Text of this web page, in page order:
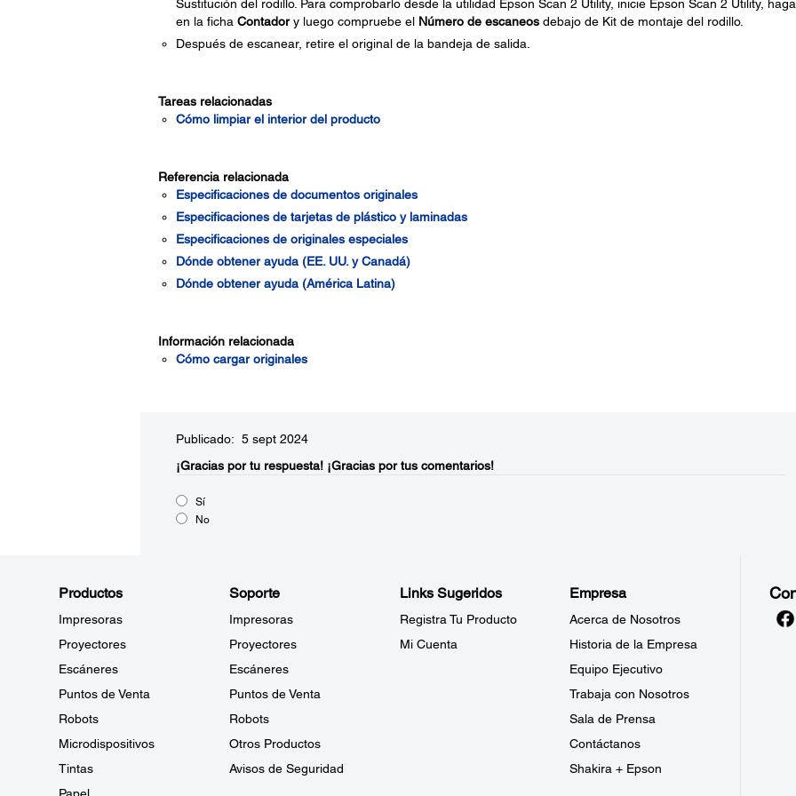
Sustitución del rodillo. Para comprobarlo desde la utilidad Epson Scan 2 Utility, inicie Epson Scan 2 Utility,
en la ficha Contadory luego compruebe el Número de escaneosdebajo de Kit de montaje del rodillo.
Después de escanear, retire el original de la bandeja de salida.
Tareas relacionadas
Cómo limpiar el interior del producto
Referencia relacionada
Especificaciones de documentos originales
Especificaciones de tarjetas de plástico y laminadas
Especificaciones de originales especiales
Dónde obtener ayuda (EE. UU. y Canadá)
Dónde obtener ayuda (América Latina)
Información relacionada
Cómo cargar originales
Publicado: 5 sept 2024
¡Gracias por tu respuesta! ¡Gracias por tus comentarios!
Sí
No
Productos
Impresoras
Proyectores
Escáneres
Puntos de Venta
Robots
Microdispositivos
Tintas
Soporte
Impresoras
Proyectores
Escáneres
Puntos de Venta
Robots
Otros Productos
Avisos de Seguridad
Links Sugeridos
Registra Tu Producto
Mi Cuenta
Empresa
Acerca de Nosotros
Historia de la Empresa
Equipo Ejecutivo
Trabaja con Nosotros
Sala de Prensa
Contáctanos
Shakira + Epson